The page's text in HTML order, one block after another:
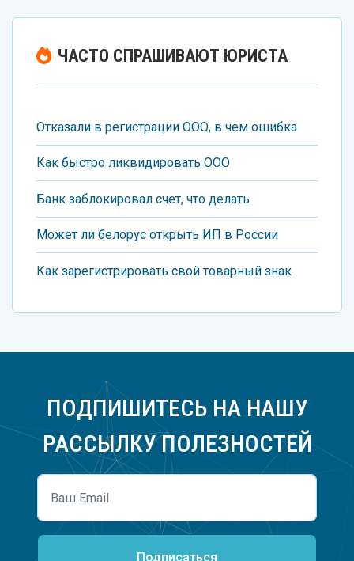
ЧАСТО СПРАШИВАЮТ ЮРИСТА
Отказали в регистрации ООО, в чем ошибка
Как быстро ликвидировать ООО
Банк заблокировал счет, что делать
Может ли белорус открыть ИП в России
Как зарегистрировать свой товарный знак
ПОДПИШИТЕСЬ НА НАШУ
РАССЫЛКУ ПОЛЕЗНОСТЕЙ
Подписаться